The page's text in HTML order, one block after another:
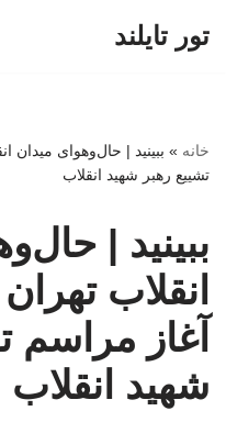
تور تایلند
خانه » ببینید | حال‌وهوای میدان
تشییع رهبر شهید انقلاب
ببینید |
انقلاب
آغاز مراسم
شهید انقلاب